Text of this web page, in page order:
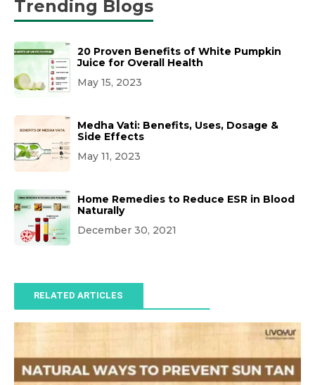
Trending Blogs
20 Proven Benefits of White Pumpkin
Juice for Overall Health
May 15, 2023
Medha Vati: Benefits, Uses, Dosage &
Side Effects
May 11, 2023
Home Remedies to Reduce ESR in Blood
Naturally
December 30, 2021
RELATED ARTICLES